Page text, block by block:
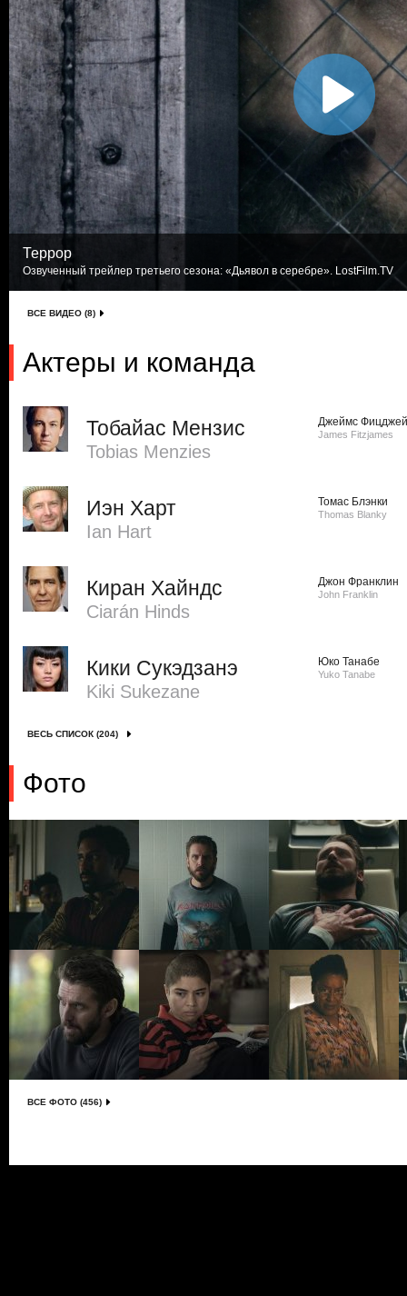
Террор
Озвученный трейлер третьего сезона: «Дьявол в серебре». LostFilm.TV
ВСЕ ВИДЕО (8)
Актеры и команда
Тобайас Мензис
Tobias Menzies
Джеймс
James Fitzjames
Иэн Харт
Ian Hart
Томас Блэнки
Thomas Blanky
Киран Хайндс
Ciarán Hinds
Джон Франклин
John Franklin
Кики Сукэдзанэ
Kiki Sukezane
Юко Танабе
Yuko Tanabe
ВЕСЬ СПИСОК (204)
Фото
ВСЕ ФОТО (456)